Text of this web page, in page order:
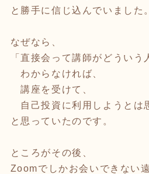
と勝手に信じ込んでいました。
なぜなら、
「直接会って講師がどういう
わからなければ、
講座を受けて、
自己投資に利用しようとは
と思っていたのです。
ところがその後、
Zoomでしかお会いできない